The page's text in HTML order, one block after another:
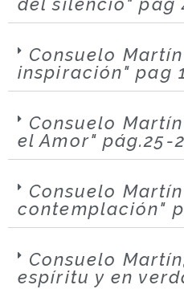
del silencio" pag
Consuelo
inspiración" pag
Consuelo
el Amor" pág.25-
Consuelo
contemplación"
Consuelo
espíritu y en